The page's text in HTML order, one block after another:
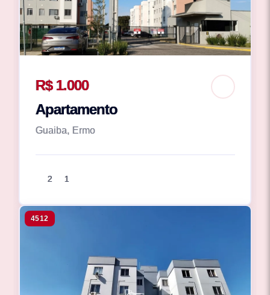
R$ 1.000
Apartamento
Guaiba, Ermo
2 1
4512